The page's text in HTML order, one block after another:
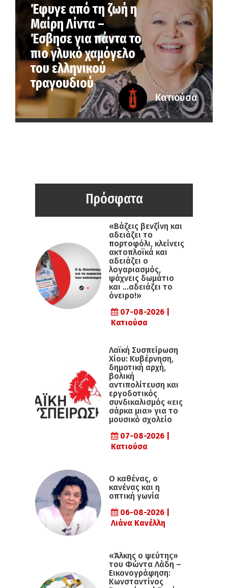
Έφυγε από τη ζωή η
Μαίρη Λίντα –
Έσβησε για πάντα το
πιο γλυκό χαμόγελο
του ελληνικού
τραγουδιού
Κατιούσα
Πρόσφατα
«Βάζεις βενζίνη και
αδειάζει το
πορτοφόλι, κλείνεις
ακτοπλοϊκά και
αδειάζει ο
λογαριασμός,
ψάχνεις δωμάτιο
και …αδειάζει το
όνειρο!»
07-08-2026 |
Κατιούσα
Λαϊκή Συσπείρωση
Χίου: Κυβέρνηση,
δημοτική αρχή,
βολική
αντιπολίτευση και
εργοδοτικός
συνδικαλισμός «εις
σάρκα μια» για το
μουσικό σχολείο
07-08-2026 |
Κατιούσα
Ο καθένας, ο
κανένας και η
οπτική γωνία
06-08-2026 |
Λιάνα Κανέλλη
«Άλκης ο ψεύτης»
του Φώντα Λάδη –
Εικονογράφηση:
Κωνσταντίνος